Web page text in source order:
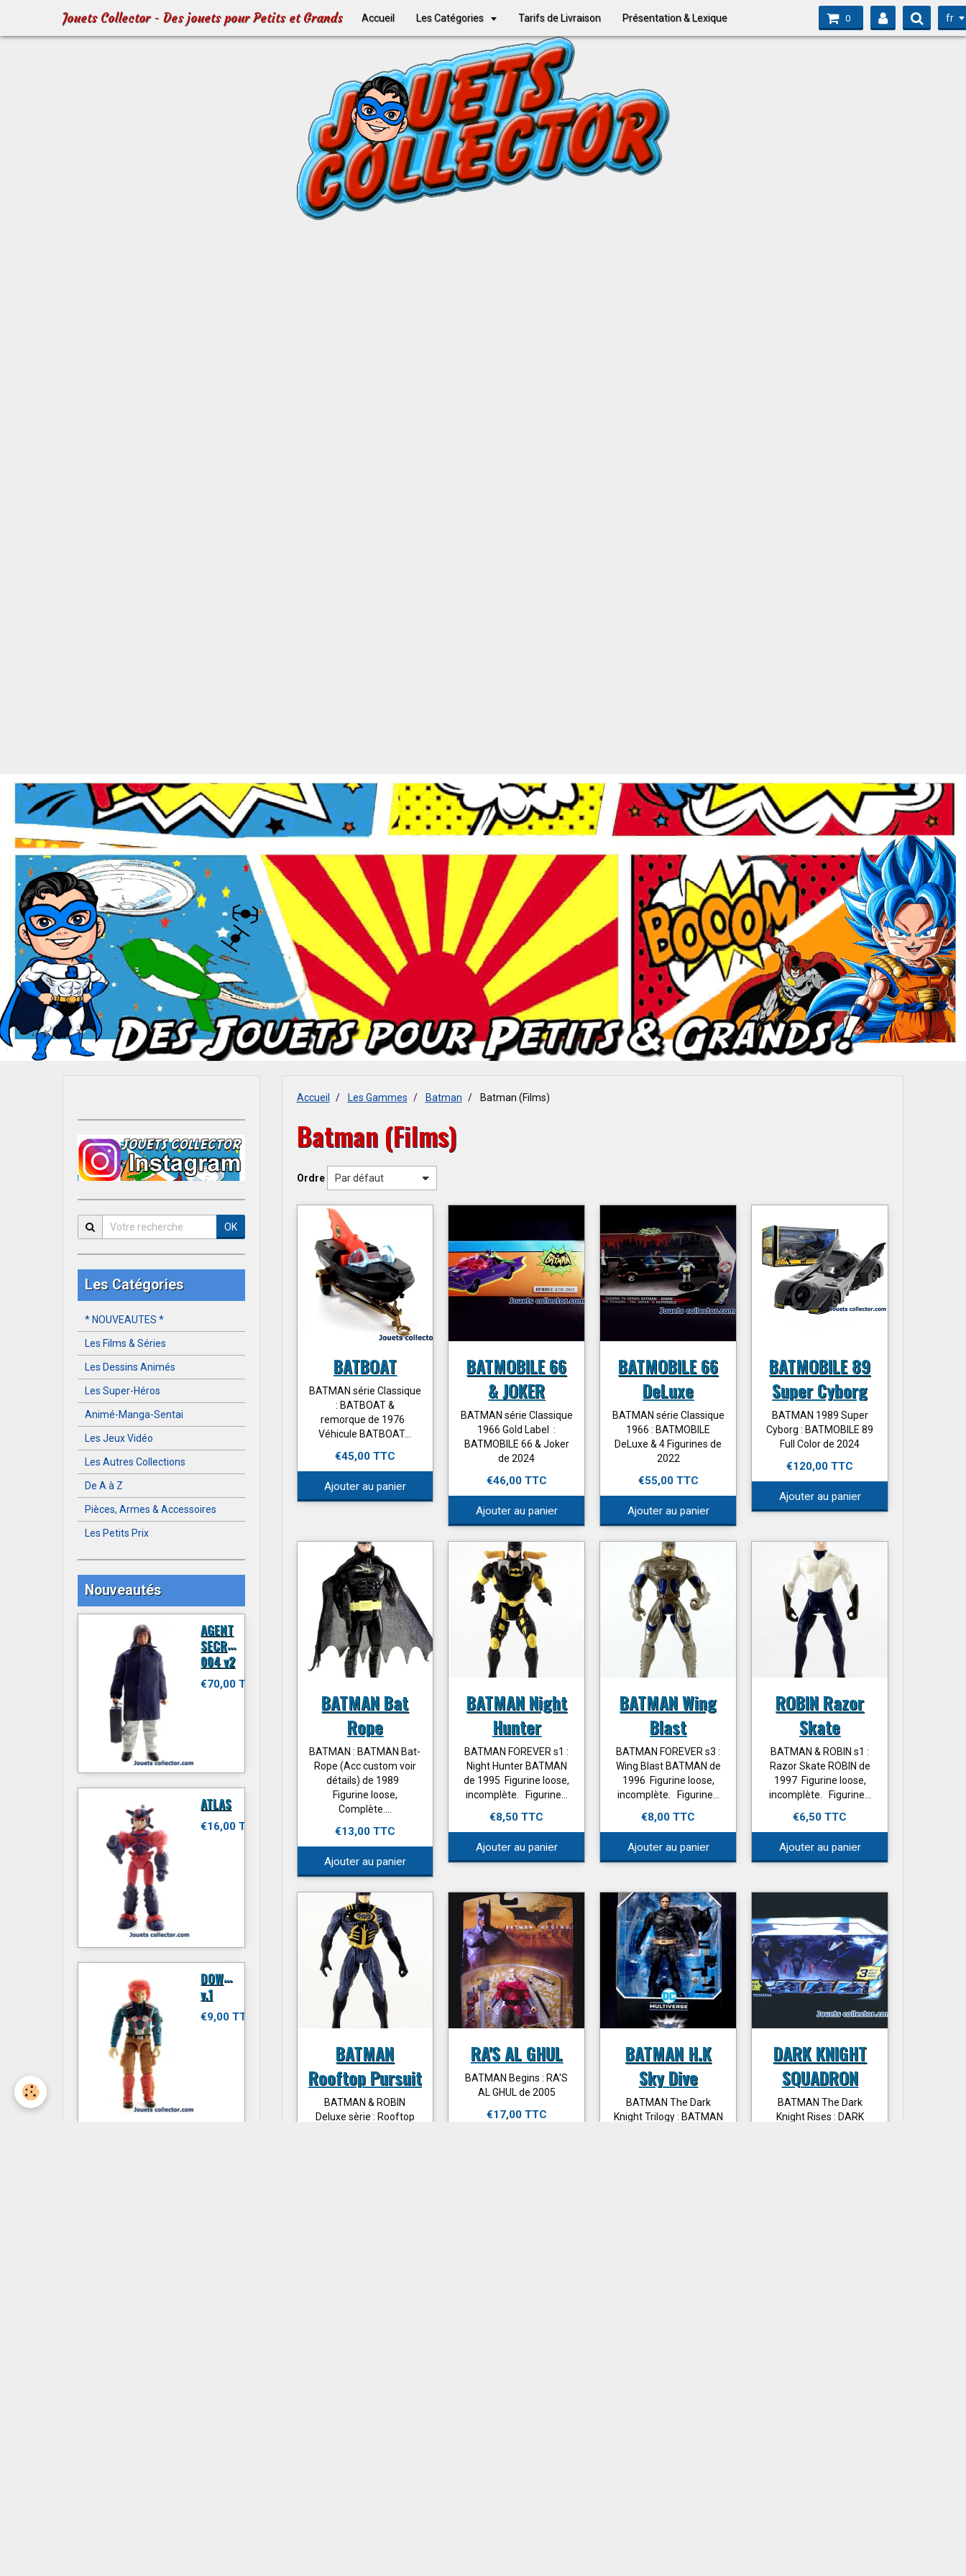
Jouets Collector - Des jouets pour Petits et Grands Accueil Les Catégories Tarifs de Livraison Présentation & Lexique 0 fr
Accueil Les Gammes Batman Batman (Films)
Batman (Films)
Ordre
BATBOAT
BATMAN série Classique
: BATBOAT &
remorque de 1976
Véhicule BATBOAT...
€45,00 TTC
Ajouter au panier
BATMOBILE 66
& JOKER
BATMAN série Classique
1966 Gold Label :
BATMOBILE 66 & Joker
de 2024
€46,00 TTC
Ajouter au panier
BATMOBILE 66
DeLuxe
BATMAN série Classique
1966 : BATMOBILE
DeLuxe & 4 Figurines de
2022
€55,00 TTC
Ajouter au panier
BATMOBILE 89
Super Cyborg
BATMAN 1989 Super
Cyborg : BATMOBILE 89
Full Color de 2024
€120,00 TTC
Ajouter au panier
BATMAN Bat
Rope
BATMAN : BATMAN Bat-
Rope (Acc custom voir
détails) de 1989
Figurine loose,
Complète....
€13,00 TTC
Ajouter au panier
BATMAN Night
Hunter
BATMAN FOREVER s1 :
Night Hunter BATMAN
de 1995 Figurine loose,
incomplète. Figurine...
€8,50 TTC
Ajouter au panier
BATMAN Wing
Blast
BATMAN FOREVER s3 :
Wing Blast BATMAN de
1996 Figurine loose,
incomplète. Figurine...
€8,00 TTC
Ajouter au panier
ROBIN Razor
Skate
BATMAN & ROBIN s1 :
Razor Skate ROBIN de
1997 Figurine loose,
incomplète. Figurine...
€6,50 TTC
Ajouter au panier
BATMAN
Rooftop Pursuit
BATMAN & ROBIN
Deluxe sèrie : Rooftop
RA'S AL GHUL
BATMAN Begins : RA'S
AL GHUL de 2005
€17,00 TTC
BATMAN H.K
Sky Dive
BATMAN The Dark
Knight Trilogy : BATMAN
DARK KNIGHT
SQUADRON
BATMAN The Dark
Knight Rises : DARK
OK
Les Catégories
* NOUVEAUTES *
Les Films & Séries
Les Dessins Animés
Les Super-Héros
Animé-Manga-Sentai
Les Jeux Vidéo
Les Autres Collections
De A à Z
Pièces, Armes & Accessoires
Les Petits Prix
Nouveautés
AGENT
SECRET
004 v2
€70,00 TTC
ATLAS
€16,00 TTC
D
OWNTOWN
v.1
€9,00 TTC